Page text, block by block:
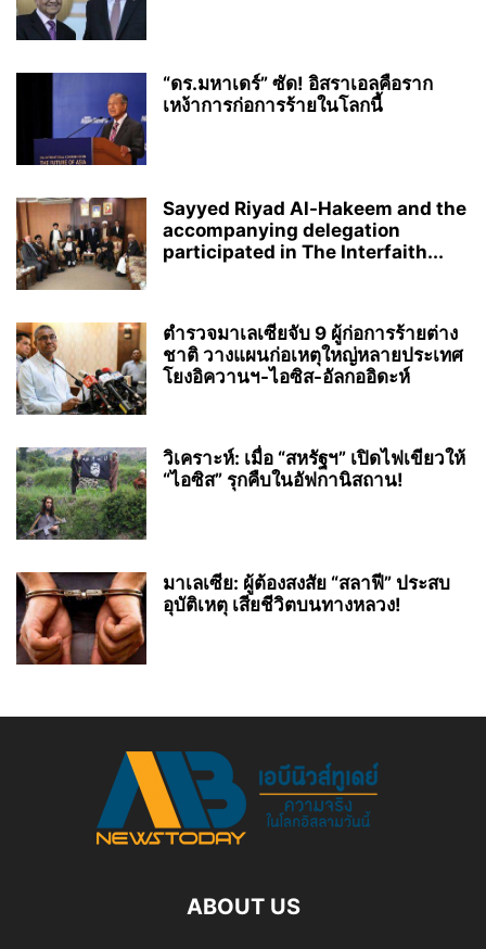
“ดร.มหาเดร์” ซัด! อิสราเอลคือราก
เหง้าการก่อการร้ายในโลกนี้
Sayyed Riyad Al-Hakeem and the
accompanying delegation
participated in The Interfaith...
ตำรวจมาเลเซียจับ 9 ผู้ก่อการร้ายต่าง
ชาติ วางแผนก่อเหตุใหญ่หลายประเทศ
โยงอิควานฯ-ไอซิส-อัลกออิดะห์
วิเคราะห์: เมื่อ “สหรัฐฯ” เปิดไฟเขียวให้
“ไอซิส” รุกคืบในอัฟกานิสถาน!
มาเลเซีย: ผู้ต้องสงสัย “สลาฟี” ประสบ
อุบัติเหตุ เสียชีวิตบนทางหลวง!
ABOUT US